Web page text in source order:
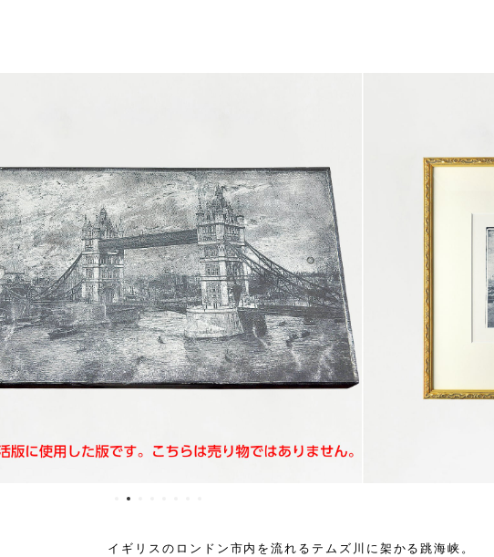
イギリスのロンドン市内を流れるテムズ川に架かる跳海峡。